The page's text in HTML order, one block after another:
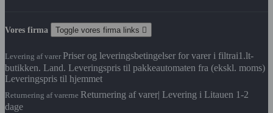
Vores firma Toggle vores firma links 
Levering af varer Priser og leveringsbetingelser for varer i filtrai1.lt-
butikken. Land. Leveringspris til pakkeautomaten fra (ekskl. moms)
Leveringspris til hjemmet
Returnering af varerne Returnering af varer| Levering i Litauen 1-2
dage